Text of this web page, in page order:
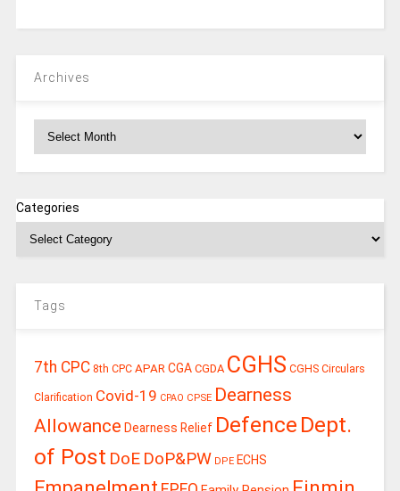
Archives
Categories
Tags
7th CPC 8th CPC APAR CGA CGDA CGHS CGHS Circulars
Clarification Covid-19 CPAO CPSE Dearness
Allowance Dearness Relief Defence Dept.
of Post DoE DoP&PW DPE ECHS